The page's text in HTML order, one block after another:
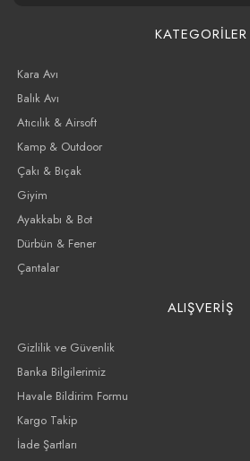
KATEGORİLER
Kara Avı
Balık Avı
Atıcılık & Airsoft
Kamp & Outdoor
Çakı & Bıçak
Giyim
Ayakkabı & Bot
Dürbün & Fener
Çantalar
ALIŞVERİŞ
Gizlilik ve Güvenlik
Banka Bilgilerimiz
Havale Bildirim Formu
Kargo Takip
İade Şartları